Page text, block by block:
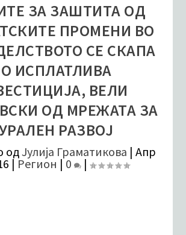
ЗА ЗАШТИТА ОД
ПРОМЕНИ ВО
СЕ СКАПА
ИСПЛАТЛИВА
ВЕЛИ
ОД МРЕЖАТА ЗА
РАЗВОЈ
одЈулија Граматикова | Апр
| Регион |0 |